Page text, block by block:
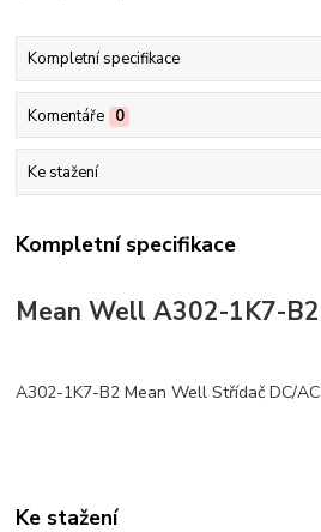
Kompletní specifikace
Komentáře 0
Ke stažení
Kompletní specifikace
Mean Well A302-1K7-B2
A302-1K7-B2 Mean Well Střídač DC/
Ke stažení